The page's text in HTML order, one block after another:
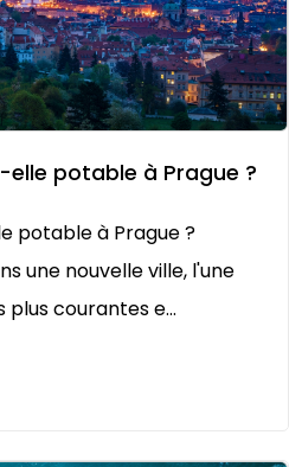
potable à Prague ?
potable à Prague ?
une nouvelle ville, l'une
courantes e...